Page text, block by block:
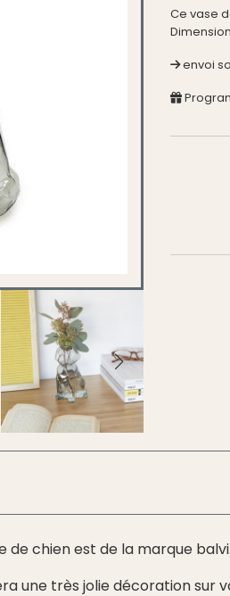
Ce vase
envoi
de chien est de la marque balvi.
une très jolie décoration sur